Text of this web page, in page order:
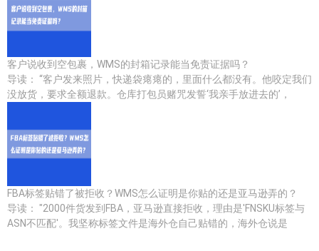
客户说收到空包裹，WMS的封箱记录能当免责证据吗？
导读： “客户发来照片，快递袋瘪瘪的，里面什么都没有。他咬定我们
没放货，要求全额退款。仓库打包员赌咒发誓‘我亲手放进去的’，
FBA标签贴错了被拒收？WMS怎么证明是你贴的还是亚马逊弄的？
导读： "2000件货发到FBA，亚马逊直接拒收，理由是'FNSKU标签与
ASN不匹配'。我坚称标签文件是海外仓自己贴错的，海外仓说是